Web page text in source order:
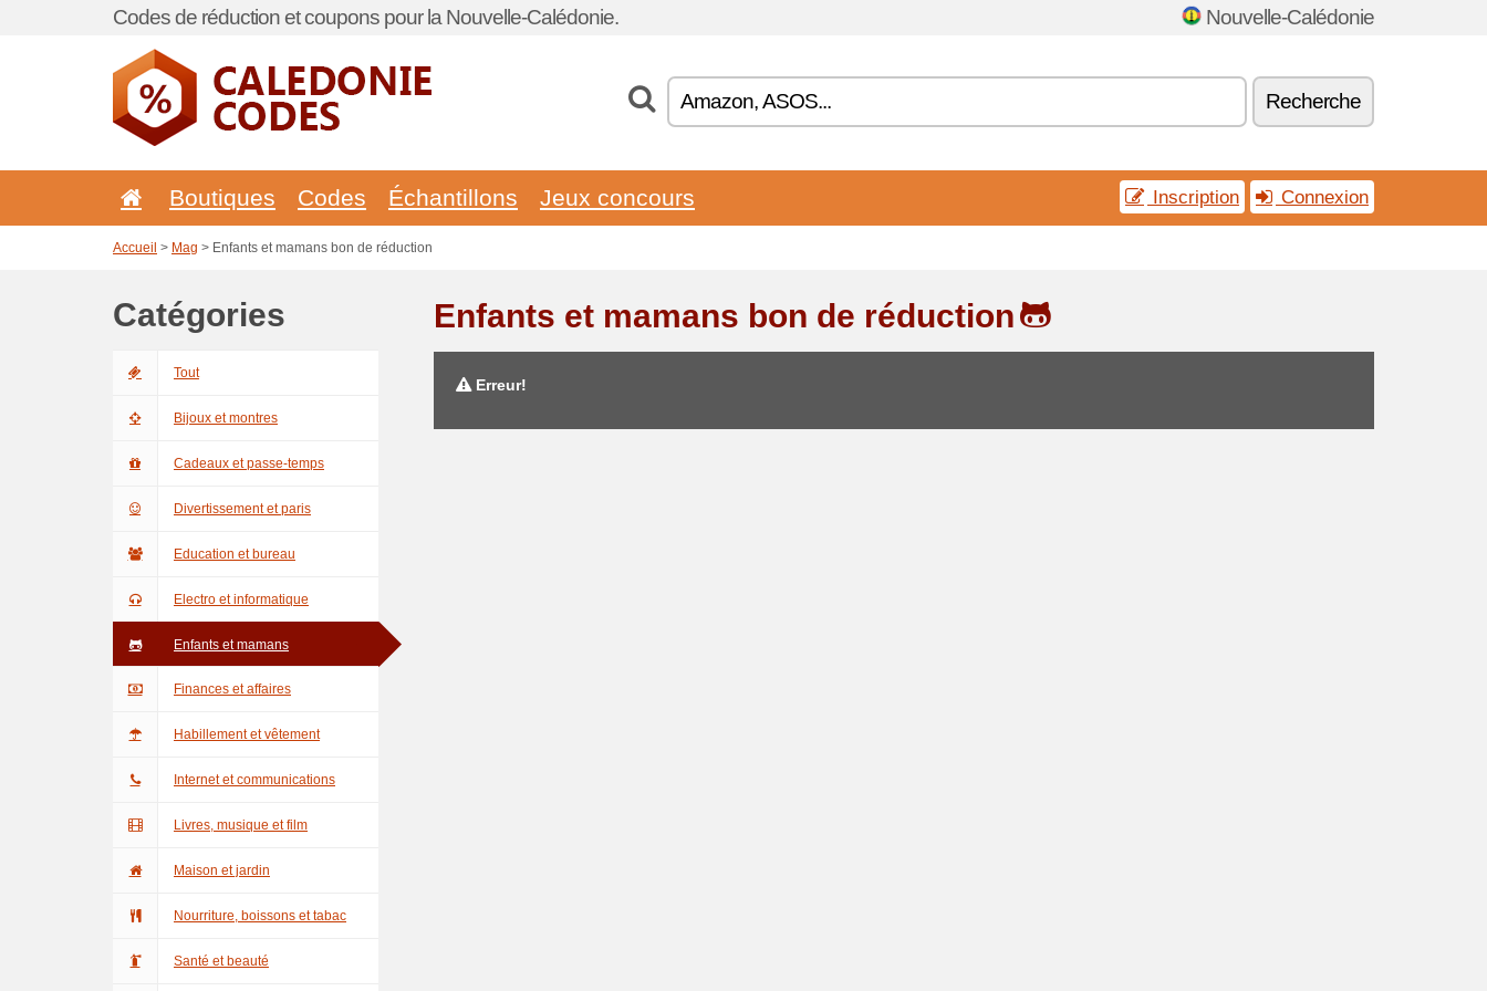
Codes de réduction et coupons pour la Nouvelle-Calédonie. Nouvelle-Calédonie
Recherche
Boutiques Codes Échantillons Jeux concours Inscription Connexion
Accueil > Mag > Enfants et mamans bon de réduction
Catégories
Tout
Bijoux et montres
Cadeaux et passe-temps
Divertissement et paris
Education et bureau
Electro et informatique
Enfants et mamans
Finances et affaires
Habillement et vêtement
Internet et communications
Livres, musique et film
Maison et jardin
Nourriture, boissons et tabac
Santé et beauté
Enfants et mamans bon de réduction
Erreur!